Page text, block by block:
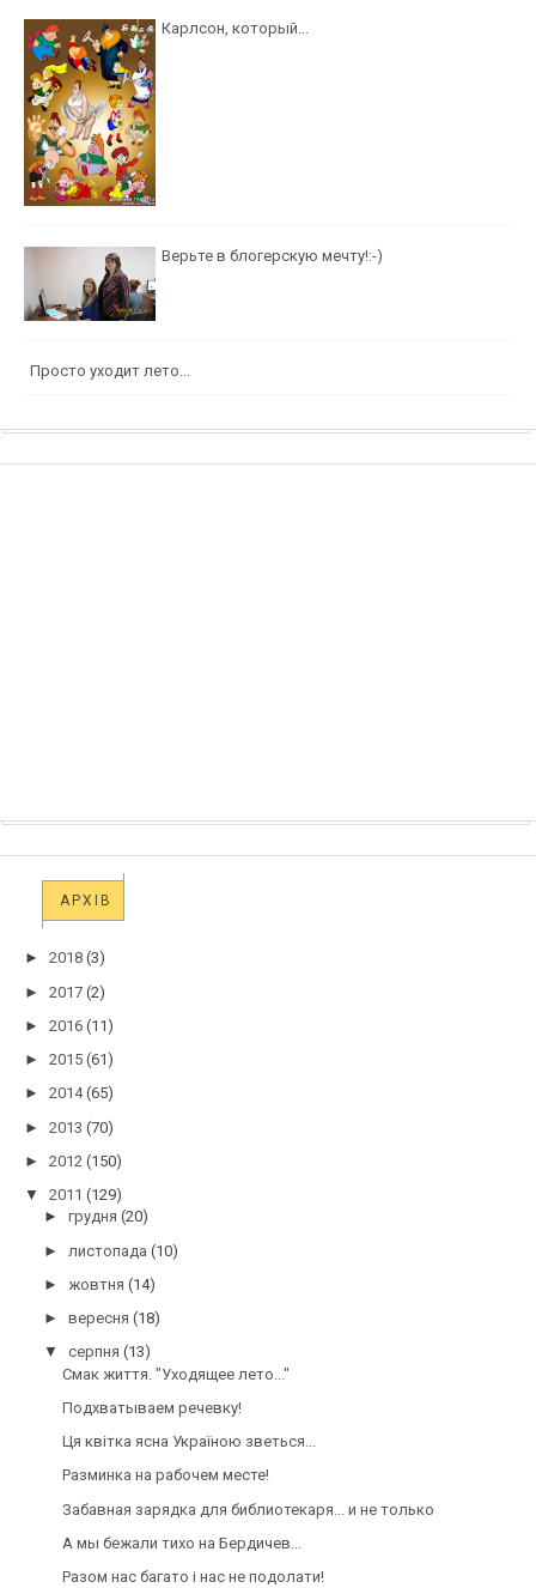
Карлсон, который...
Верьте в блогерскую мечту!:-)
Просто уходит лето...
АРХІВ
► 2018 (3)
► 2017 (2)
► 2016 (11)
► 2015 (61)
► 2014 (65)
► 2013 (70)
► 2012 (150)
▼
2011 (129)
► грудня (20)
► листопада (10)
► жовтня (14)
► вересня (18)
▼
серпня (13)
Смак життя. "Уходящее лето..."
Подхватываем речевку!
Ця квітка ясна Україною зветься...
Разминка на рабочем месте!
Забавная зарядка для библиотекаря... и не только
А мы бежали тихо на Бердичев...
Разом нас багато і нас не подолати!